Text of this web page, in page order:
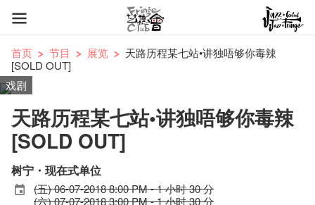
首页 节目 展览
天路历程某七站•讲独唔够你毒辣
[SOLD OUT]
戏剧
天路历程某七站•讲独唔够你毒辣
[SOLD OUT]
树宁・现在式单位
(五) 06-07-2018 8:00 PM - 1 小时 30 分
(六) 07-07-2018 3:00 PM - 1 小时 30 分